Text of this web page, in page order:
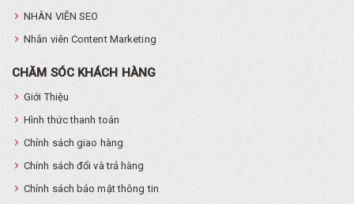
NHÂN VIÊN SEO
Nhân viên Content Marketing
CHĂM SÓC KHÁCH HÀNG
Giới Thiệu
Hình thức thanh toán
Chính sách giao hàng
Chính sách đổi và trả hàng
Chính sách bảo mật thông tin